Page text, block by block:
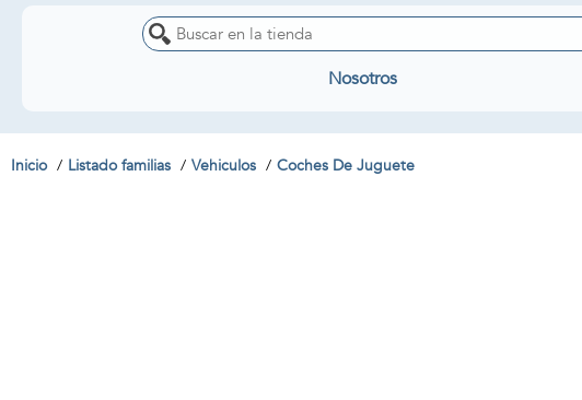
Nosotros
Inicio Listado familias Vehiculos Coches De Juguete